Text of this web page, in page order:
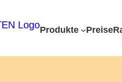
Produkte Preise